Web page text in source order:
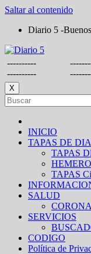
Saltar al contenido
Diario 5 -
----------
----------
X
INICIO
TAPAS DE
TAPAS
TAPAS
SALUD
SERVICIOS
CODIGO
Política de